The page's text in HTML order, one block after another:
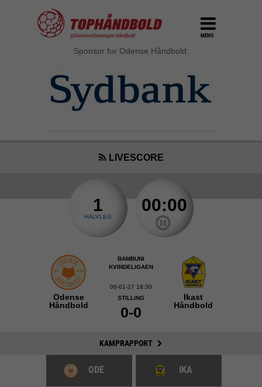
MENU
Sponsor for Odense Håndbold:
LIVESCORE
1
HALVLEG
00:00
Odense
Håndbold
BAMBUNI
KVINDELIGAEN
06-01-27 18:30
STILLING
0-0
Ikast
Håndbold
KAMPRAPPORT
ODE IKA